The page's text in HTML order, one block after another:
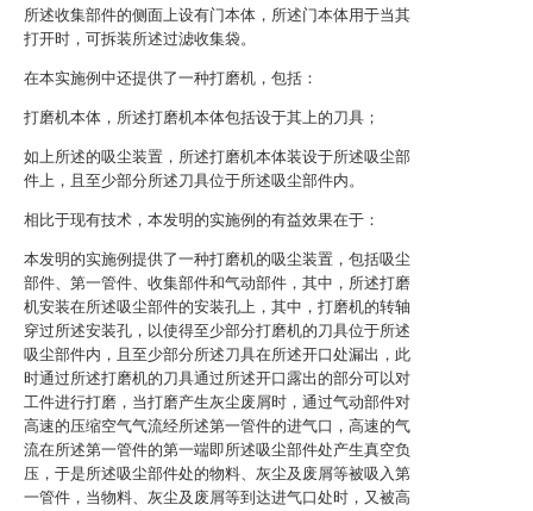
所述收集部件的侧面上设有门本体，所述门本体用于当其
打开时，可拆装所述过滤收集袋。
在本实施例中还提供了一种打磨机，包括：
打磨机本体，所述打磨机本体包括设于其上的刀具；
如上所述的吸尘装置，所述打磨机本体装设于所述吸尘部
件上，且至少部分所述刀具位于所述吸尘部件内。
相比于现有技术，本发明的实施例的有益效果在于：
本发明的实施例提供了一种打磨机的吸尘装置，包括吸尘
部件、第一管件、收集部件和气动部件，其中，所述打磨
机安装在所述吸尘部件的安装孔上，其中，打磨机的转轴
穿过所述安装孔，以使得至少部分打磨机的刀具位于所述
吸尘部件内，且至少部分所述刀具在所述开口处漏出，此
时通过所述打磨机的刀具通过所述开口露出的部分可以对
工件进行打磨，当打磨产生灰尘废屑时，通过气动部件对
高速的压缩空气气流经所述第一管件的进气口，高速的气
流在所述第一管件的第一端即所述吸尘部件处产生真空负
压，于是所述吸尘部件处的物料、灰尘及废屑等被吸入第
一管件，当物料、灰尘及废屑等到达进气口处时，又被高